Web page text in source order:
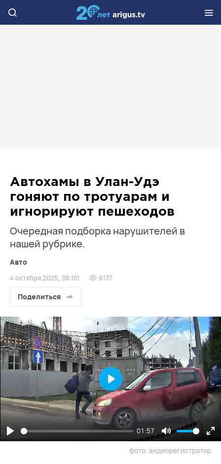
Автохамы в Улан-Удэ
гоняют по тротуарам и
игнорируют пешеходов
Очередная подборка нарушителей в
нашей рубрике.
Авто
4 октября 2025, 08:00 6137
Поделиться
Play
01:57
Mute
Play
фото: видеорегистратор